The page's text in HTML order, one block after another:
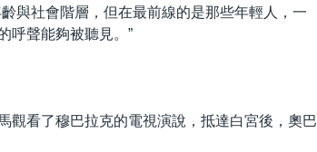
與社會階層，但在最前線的是那些年輕人，一
呼聲能夠被聽見。”
觀看了穆巴拉克的電視演說，抵達白宮後，奧巴